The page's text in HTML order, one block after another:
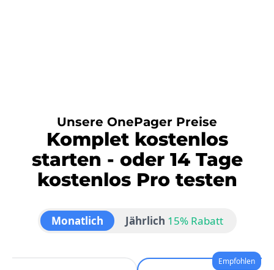
Unsere OnePager Preise
Komplet kostenlos
starten - oder 14 Tage
kostenlos Pro testen
Monatlich Jährlich 15% Rabatt